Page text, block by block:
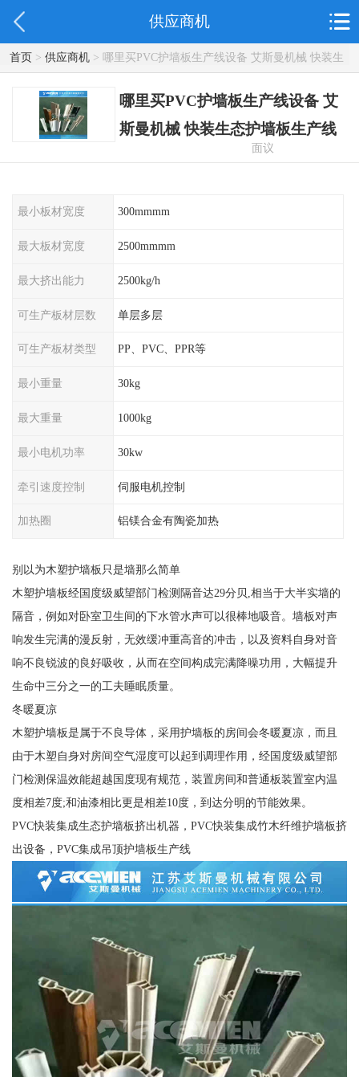
供应商机
首页> 供应商机> 哪里买PVC护墙板生产线设备 艾斯曼机械 快装生
态护墙板生产线
哪里买PVC护墙板生产线设备 艾
斯曼机械 快装生态护墙板生产线
面议
最小板材宽度 300mmmm
最大板材宽度 2500mmmm
最大挤出能力 2500kg/h
可生产板材层数 单层多层
可生产板材类型 PP、PVC、PPR等
最小重量 30kg
最大重量 1000kg
最小电机功率 30kw
牵引速度控制 伺服电机控制
加热圈 铝镁合金有陶瓷加热
别以为木塑护墙板只是墙那么简单
木塑护墙板经国度级威望部门检测隔音达29分贝,相当于大半实墙的
隔音，例如对卧室卫生间的下水管水声可以很棒地吸音。墙板对声
响发生完满的漫反射，无效缓冲重高音的冲击，以及资料自身对音
响不良锐波的良好吸收，从而在空间构成完满降噪功用，大幅提升
生命中三分之一的工夫睡眠质量。
冬暖夏凉
木塑护墙板是属于不良导体，采用护墙板的房间会冬暖夏凉，而且
由于木塑自身对房间空气湿度可以起到调理作用，经国度级威望部
门检测保温效能超越国度现有规范，装置房间和普通板装置室内温
度相差7度;和油漆相比更是相差10度，到达分明的节能效果。
PVC快装集成生态护墙板挤出机器，PVC快装集成竹木纤维护墙板挤
出设备，PVC集成吊顶护墙板生产线